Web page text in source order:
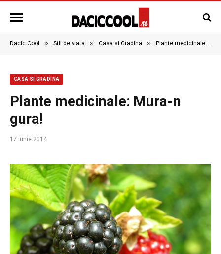
Dacic Cool » Stil de viata » Casa si Gradina » Plante medicinale: Mura-n gura!
CASA SI GRADINA
Plante medicinale: Mura-n
gura!
17 iunie 2014